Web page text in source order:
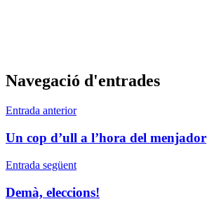
Navegació d'entrades
Entrada anterior
Un cop d’ull a l’hora del menjador
Entrada següent
Demà, eleccions!